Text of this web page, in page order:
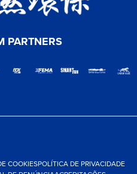
PARTNERS
COOKIESPOLÍTICA DE PRIVACIDADE